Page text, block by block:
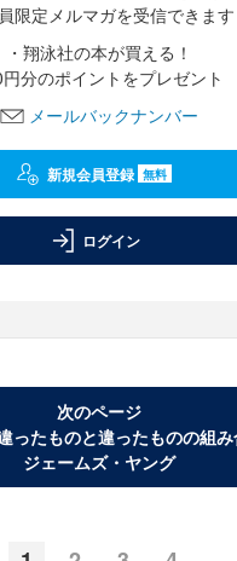
限定メルマガを受信できます
・翔泳社の本が買える！
分のポイントをプレゼント
メールバックナンバー
新規会員登録 無料
ログイン
次のページ
ったものと違ったものの組
ジェームズ・ヤング